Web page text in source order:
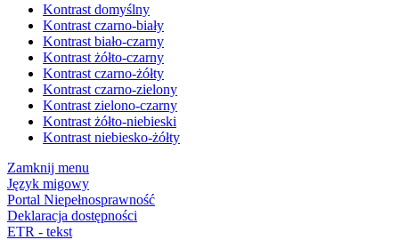
Kontrast domyślny
Kontrast czarno-biały
Kontrast biało-czarny
Kontrast żółto-czarny
Kontrast czarno-żółty
Kontrast czarno-zielony
Kontrast zielono-czarny
Kontrast żółto-niebieski
Kontrast niebiesko-żółty
Zamknij menu
Język migowy
Portal Niepełnosprawność
Deklaracja dostępności
ETR - tekst